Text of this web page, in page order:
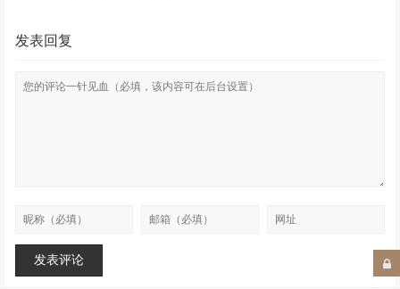
发表回复